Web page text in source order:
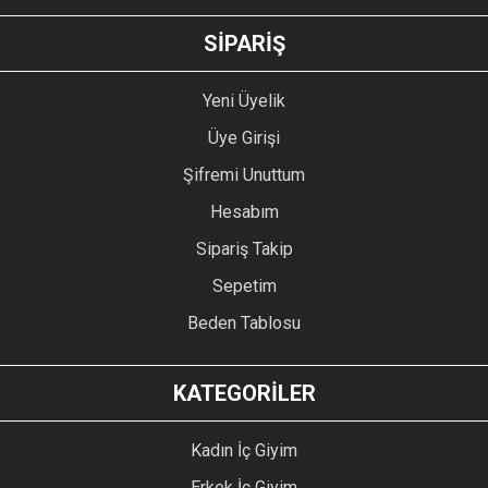
GÖNDER
SİPARİŞ
Yeni Üyelik
Üye Girişi
Şifremi Unuttum
Hesabım
Sipariş Takip
Sepetim
Beden Tablosu
KATEGORİLER
Kadın İç Giyim